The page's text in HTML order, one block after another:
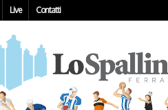
Live Contatti